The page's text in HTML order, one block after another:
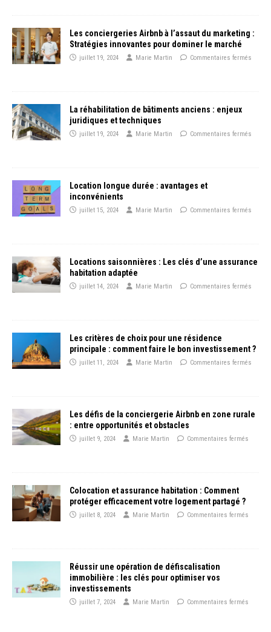
Les conciergeries Airbnb à l’assaut du marketing :
Stratégies innovantes pour dominer le marché
juillet 19, 2024 Marie Martin Commentaires fermés
La réhabilitation de bâtiments anciens : enjeux
juridiques et techniques
juillet 19, 2024 Marie Martin Commentaires fermés
Location longue durée : avantages et
inconvénients
juillet 15, 2024 Marie Martin Commentaires fermés
Locations saisonnières : Les clés d’une assurance
habitation adaptée
juillet 14, 2024 Marie Martin Commentaires fermés
Les critères de choix pour une résidence
principale : comment faire le bon investissement ?
juillet 11, 2024 Marie Martin Commentaires fermés
Les défis de la conciergerie Airbnb en zone rurale
: entre opportunités et obstacles
juillet 9, 2024 Marie Martin Commentaires fermés
Colocation et assurance habitation : Comment
protéger efficacement votre logement partagé ?
juillet 8, 2024 Marie Martin Commentaires fermés
Réussir une opération de défiscalisation
immobilière : les clés pour optimiser vos
investissements
juillet 7, 2024 Marie Martin Commentaires fermés